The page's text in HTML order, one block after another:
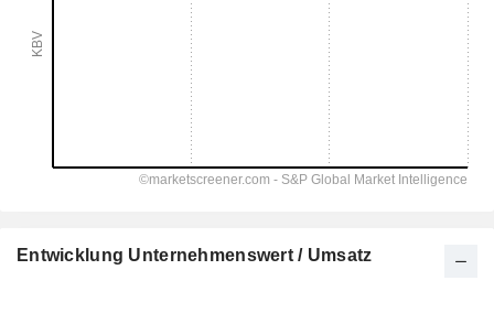
Entwicklung Unternehmenswert / Umsatz